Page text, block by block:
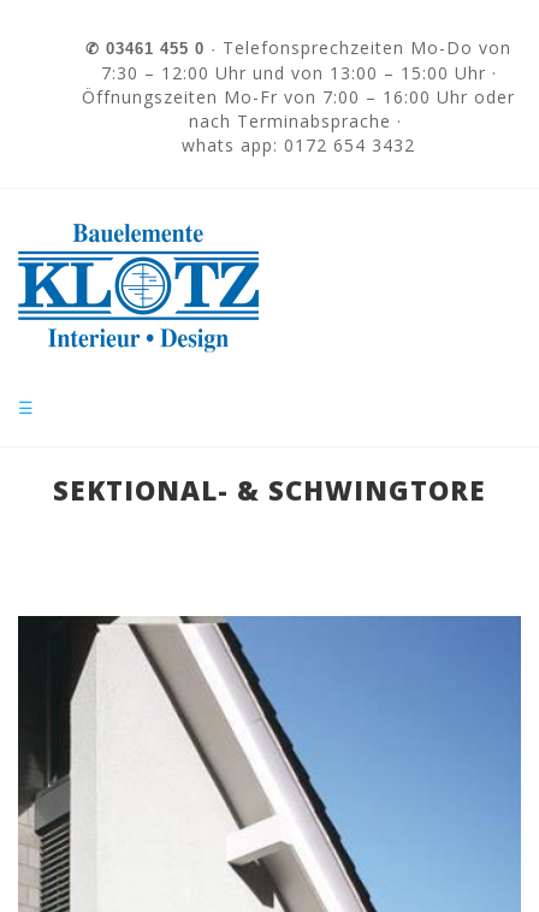
✆ 03461 455 0 · Telefonsprechzeiten Mo-Do von
7:30 – 12:00 Uhr und von 13:00 – 15:00 Uhr ·
Öffnungszeiten Mo-Fr von 7:00 – 16:00 Uhr oder
nach Terminabsprache ·
whats app: 0172 654 3432
☰
SEKTIONAL- & SCHWINGTORE